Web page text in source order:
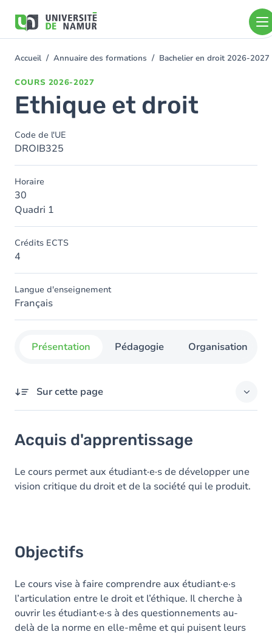
contenu
You
Accueil Annuaire des formations Bachelier en droit 2026-2027
COURS 2026-2027
Ethique et droit
Code de l'UE
DROIB325
Horaire
30
Quadri 1
Crédits ECTS
4
Langue d'enseignement
Français
Présentation Pédagogie Organisation
Sur cette page
Objectifs
Contenu
Acquis d'apprentissage
Le cours permet aux étudiant·e·s de développer une
vision critique du droit et de la société qui le produit.
Objectifs
Le cours vise à faire comprendre aux étudiant·e·s
l’articulation entre le droit et l’éthique. Il cherche à
ouvrir les étudiant·e·s à des questionnements au-
delà de la norme en elle-même et qui puisent leurs